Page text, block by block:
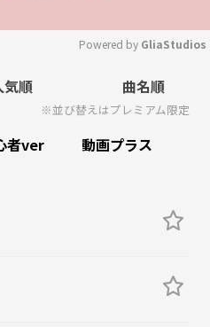
Mute
Powered by GliaStudios
気順 曲名順
※並び替えはプレミアム限定
者ver 動画プラス